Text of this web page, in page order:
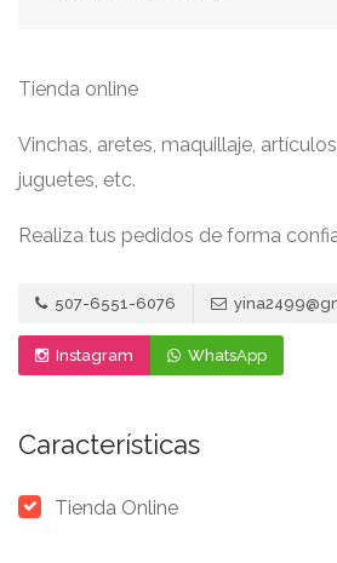
Tienda online
Vinchas, aretes, maquillaje,
juguetes, etc.
Realiza tus pedidos de forma
507-6551-6076
Instagram WhatsApp
Características
Tienda Online